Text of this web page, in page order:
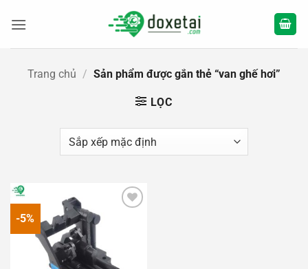
qua
Trang chủ / Sản phẩm được gắn thẻ “van ghế hơi”
LỌC
-5%